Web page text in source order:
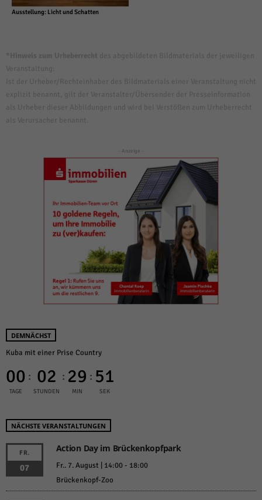
Ausstellung: Licht und Schatten
- Anzeige -
DEMNÄCHST
Kuba mit einer Prise Country
00
TAGE
: 02
STUNDEN
: 29
MIN
: 51
SEK
NÄCHSTE VERANSTALTUNGEN
FR.
07
Action Day im Brückenkopfpark
Fr.. 7. August | 14:00- 18:00
Brückenkopf-Zoo